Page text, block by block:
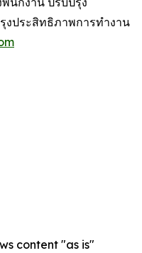
ประสิทธิภาพการทำงาน
content "as is"